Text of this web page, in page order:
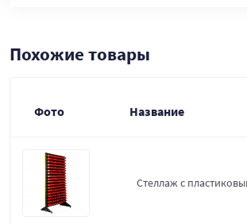
Похожие товары
Фото Название
Стеллаж с